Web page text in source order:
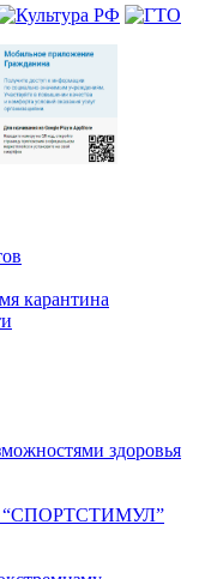
карантина
здоровья
“СПОРТСТИМУЛ”